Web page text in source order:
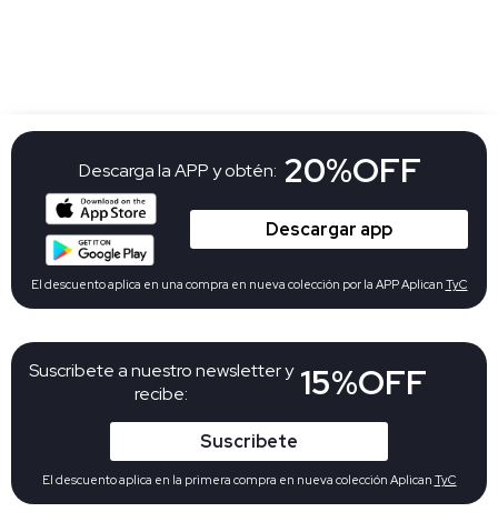
Suscribete a nuestro newsletter y
recibe:
15%OFF
Suscribete
El descuento aplica en la primera compra en nueva colección Aplican TyC
Descarga la APP y obtén: 20%OFF
Descargar app
El descuento aplica en una compra en nueva colección por la APP Aplican TyC